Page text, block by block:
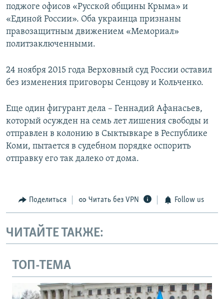
поджоге офисов «Русской общины Крыма» и
«Единой России». Оба украинца признаны
правозащитным движением «Мемориал»
политзаключенными.
24 ноября 2015 года Верховный суд России оставил
без изменения приговоры Сенцову и Кольченко.
Еще один фигурант дела – Геннадий Афанасьев,
который осужден на семь лет лишения свободы и
отправлен в колонию в Сыктывкаре в Республике
Коми, пытается в судебном порядке оспорить
отправку его так далеко от дома.
Поделиться Читать без VPN Follow us
ЧИТАЙТЕ ТАКЖЕ:
ТОП-ТЕМА